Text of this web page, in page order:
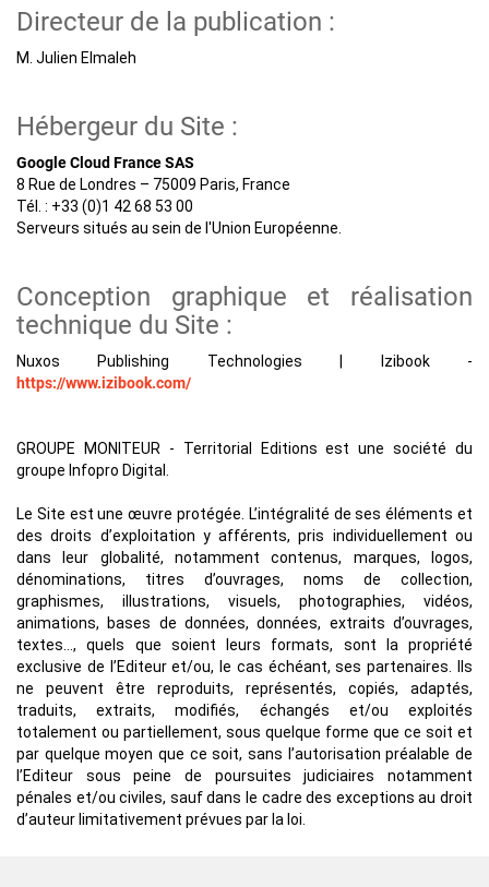
Directeur de la publication :
M. Julien Elmaleh
Hébergeur du Site :
Google Cloud France SAS
8 Rue de Londres – 75009 Paris, France
Tél. : +33 (0)1 42 68 53 00
Serveurs situés au sein de l'Union Européenne.
Conception graphique et réalisation
technique du Site :
Nuxos Publishing Technologies | Izibook -
https://www.izibook.com/
GROUPE MONITEUR - Territorial Editions est une société du
groupe Infopro Digital.
Le Site est une œuvre protégée. L’intégralité de ses éléments et
des droits d’exploitation y afférents, pris individuellement ou
dans leur globalité, notamment contenus, marques, logos,
dénominations, titres d’ouvrages, noms de collection,
graphismes, illustrations, visuels, photographies, vidéos,
animations, bases de données, données, extraits d’ouvrages,
textes…, quels que soient leurs formats, sont la propriété
exclusive de l’Editeur et/ou, le cas échéant, ses partenaires. Ils
ne peuvent être reproduits, représentés, copiés, adaptés,
traduits, extraits, modifiés, échangés et/ou exploités
totalement ou partiellement, sous quelque forme que ce soit et
par quelque moyen que ce soit, sans l’autorisation préalable de
l’Editeur sous peine de poursuites judiciaires notamment
pénales et/ou civiles, sauf dans le cadre des exceptions au droit
d’auteur limitativement prévues par la loi.